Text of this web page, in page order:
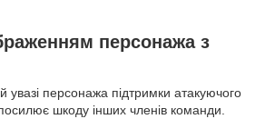
персонажа з
увазі персонажа підтримки атакуючого
шкоду інших членів команди.